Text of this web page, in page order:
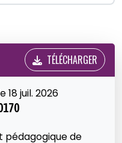
TÉLÉCHARGER
18 juil. 2026
pédagogique de